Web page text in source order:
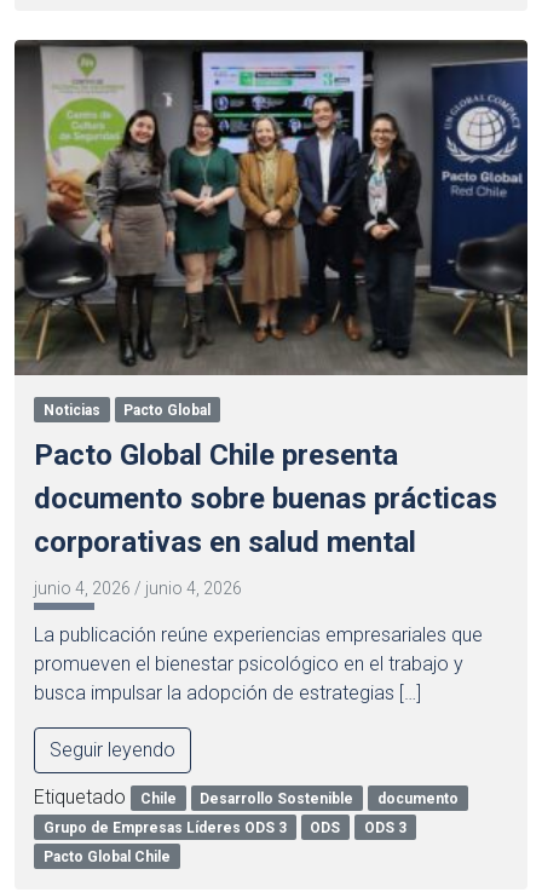
Noticias Pacto Global
Pacto Global Chile presenta
documento sobre buenas prácticas
corporativas en salud mental
junio 4, 2026 / junio 4, 2026
La publicación reúne experiencias empresariales que
promueven el bienestar psicológico en el trabajo y
busca impulsar la adopción de estrategias […]
Seguir leyendo
Etiquetado Chile Desarrollo Sostenible
documento
Grupo de Empresas Líderes ODS 3
ODS
ODS 3
Pacto Global Chile